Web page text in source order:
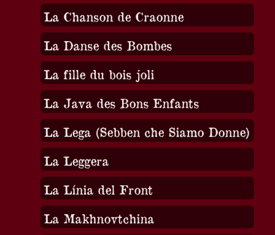
La Chanson de Craonne
La Danse des Bombes
La fille du bois joli
La Java des Bons Enfants
La Lega (Sebben che Siamo Donne)
La Leggera
La Línia del Front
La Makhnovtchina